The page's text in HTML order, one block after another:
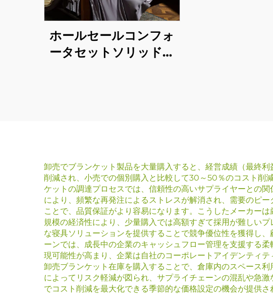
ホールセールコンフォ
ータセットソリッドラ
卸売でブランケット製品を大量購入すると、経営成績（最終
削減され、小売での個別購入と比較して30～50％のコスト削
ケットの調達プロセスでは、信頼性の高いサプライヤーとの
により、頻繁な再発注によるストレスが解消され、需要のピ
ことで、品質保証がより容易になります。こうしたメーカー
規模の経済性により、少量購入では高額すぎて採用が難しい
な寝具ソリューションを提供することで競争優位性を獲得し
ーンでは、成長中の企業のキャッシュフロー管理を支援する
現可能性が高まり、企業は自社のコーポレートアイデンティ
卸売ブランケット在庫を購入することで、倉庫内のスペース
によってリスク軽減が図られ、サプライチェーンの混乱や急
でコスト削減を最大化できる季節的な価格設定の機会が提供